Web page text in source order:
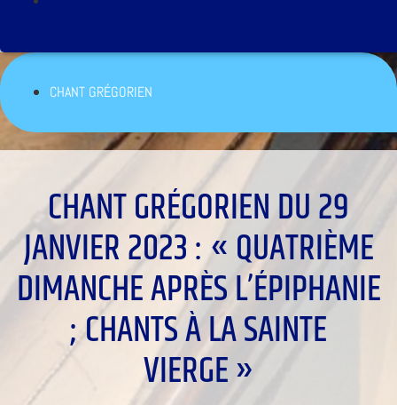
CHANT GRÉGORIEN
CHANT GRÉGORIEN DU 29
JANVIER 2023 : « QUATRIÈME
DIMANCHE APRÈS L’ÉPIPHANIE
; CHANTS À LA SAINTE
VIERGE »